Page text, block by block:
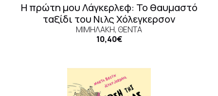
Η πρώτη μου Λάγκερλεφ: Το θαυμαστό
ταξίδι του Νιλς Χόλεγκερσον
ΜΙΜΗΛΆΚΗ, ΘΈΝΤΑ
10,40€